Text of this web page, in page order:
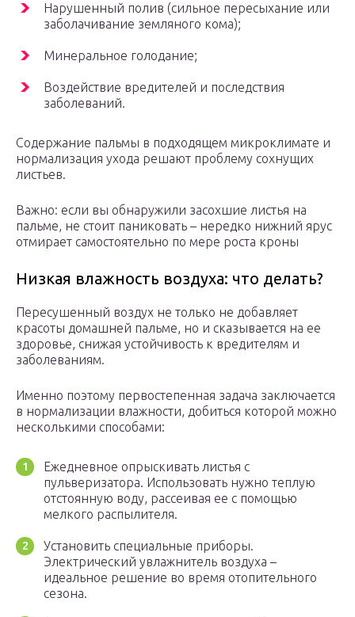
Нарушенный полив (сильное пересыхание или
заболачивание земляного кома);
Минеральное голодание;
Воздействие вредителей и последствия
заболеваний.
Содержание пальмы в подходящем микроклимате и
нормализация ухода решают проблему сохнущих
листьев.
Важно: если вы обнаружили засохшие листья на
пальме, не стоит паниковать – нередко нижний ярус
отмирает самостоятельно по мере роста кроны
Низкая влажность воздуха: что делать?
Пересушенный воздух не только не добавляет
красоты домашней пальме, но и сказывается на ее
здоровье, снижая устойчивость к вредителям и
заболеваниям.
Именно поэтому первостепенная задача заключается
в нормализации влажности, добиться которой можно
несколькими способами:
Ежедневное опрыскивать листья с
пульверизатора. Использовать нужно теплую
отстоянную воду, рассеивая ее с помощью
мелкого распылителя.
Установить специальные приборы.
Электрический увлажнитель воздуха –
идеальное решение во время отопительного
сезона.